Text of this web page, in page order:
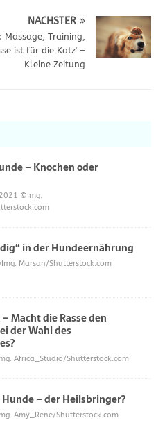
NÄCHSTER
Training,
ist für die Katz' –
Kleine Zeitung
– Knochen oder
©Img.
in der Hundeernährung
Marsan/Shutterstock.com
Macht die Rasse den
der Wahl des
Africa_Studio/Shutterstock.com
– der Heilsbringer?
Amy_Rene/Shutterstock.com